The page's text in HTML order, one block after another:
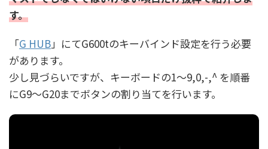
す。
「G HUB」にてG600tのキーバインド設定を行う必要
があります。
少し見づらいですが、キーボードの1～9,0,-,^ を順番
にG9～G20までボタンの割り当てを行います。